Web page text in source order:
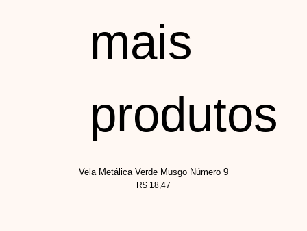
mais
produtos
Vela Metálica Verde Musgo Número 9
R$ 18,47